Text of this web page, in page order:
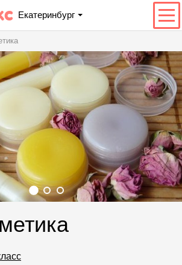
Екатеринбург